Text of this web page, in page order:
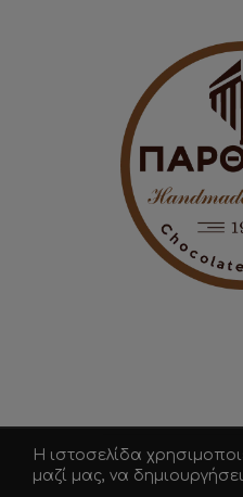
Η ιστοσελίδα
μαζί μας, να